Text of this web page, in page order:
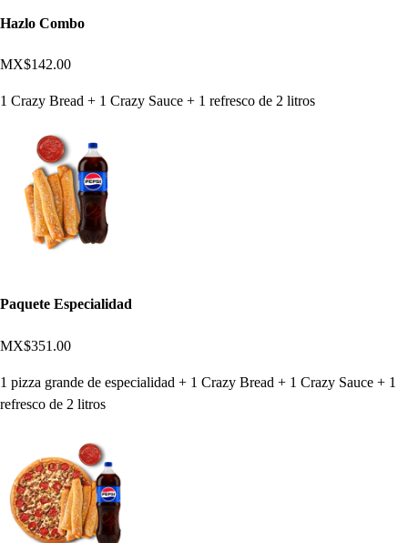
Hazlo Combo
MX$142.00
1 Crazy Bread + 1 Crazy Sauce + 1 refresco de 2 litros
Paquete Especialidad
MX$351.00
1 pizza grande de especialidad + 1 Crazy Bread + 1 Crazy Sauce + 1
refresco de 2 litros